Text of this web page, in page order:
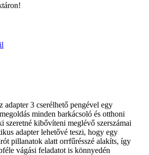
adapter 3 cserélhető pengével egy
minden barkácsoló és otthoni
szeretné kibővíteni meglévő szerszámai
adapter lehetővé teszi, hogy egy
pillanatok alatt orrfűrésszé alakíts, így
vágási feladatot is könnyedén